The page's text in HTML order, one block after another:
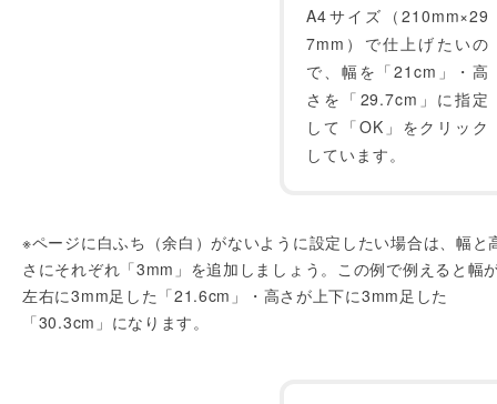
A4サイズ（210mm×29
7mm）で仕上げたいの
で、幅を「21cm」・高
さを「29.7cm」に指定
して「OK」をクリック
しています。
※ページに白ふち（余白）がないように設定したい場合は、幅と
さにそれぞれ「3mm」を追加しましょう。この例で例えると幅
左右に3mm足した「21.6cm」・高さが上下に3mm足した
「30.3cm」になります。